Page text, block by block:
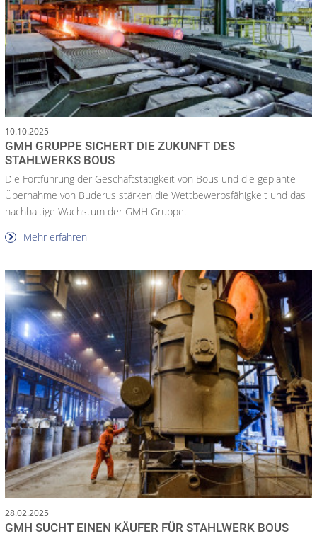
10.10.2025
GMH GRUPPE SICHERT DIE ZUKUNFT DES
STAHLWERKS BOUS
Die Fortführung der Geschäftstätigkeit von Bous und die geplante
Übernahme von Buderus stärken die Wettbewerbsfähigkeit und das
nachhaltige Wachstum der GMH Gruppe.
Mehr erfahren
28.02.2025
GMH SUCHT EINEN KÄUFER FÜR STAHLWERK BOUS